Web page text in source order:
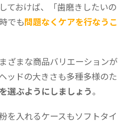
ておけば、「歯磨きしたいの
でも問題なくケアを行なうこ
ざまな商品バリエーションが
ッドの大きさも多種多様のた
選ぶようにしましょう。
を入れるケースもソフトタイ